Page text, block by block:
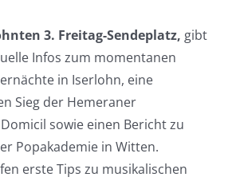
3. Freitag-Sendeplatz, gibt
Infos zum momentanen
in Iserlohn, eine
Sieg der Hemeraner
sowie einen Bericht zu
Popakademie in Witten.
erste Tips zu musikalischen